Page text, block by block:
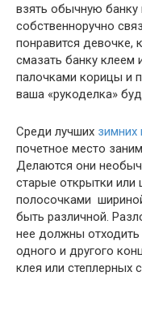
взять обычную банку
собственноручно
понравится девочке,
смазать банку клеем
палочками корицы и
ваша «рукоделка»
Среди лучших зимних
почетное место
Делаются они
старые открытки или
полосочками
быть различной.
нее должны
одного и другого
клея или степлерных